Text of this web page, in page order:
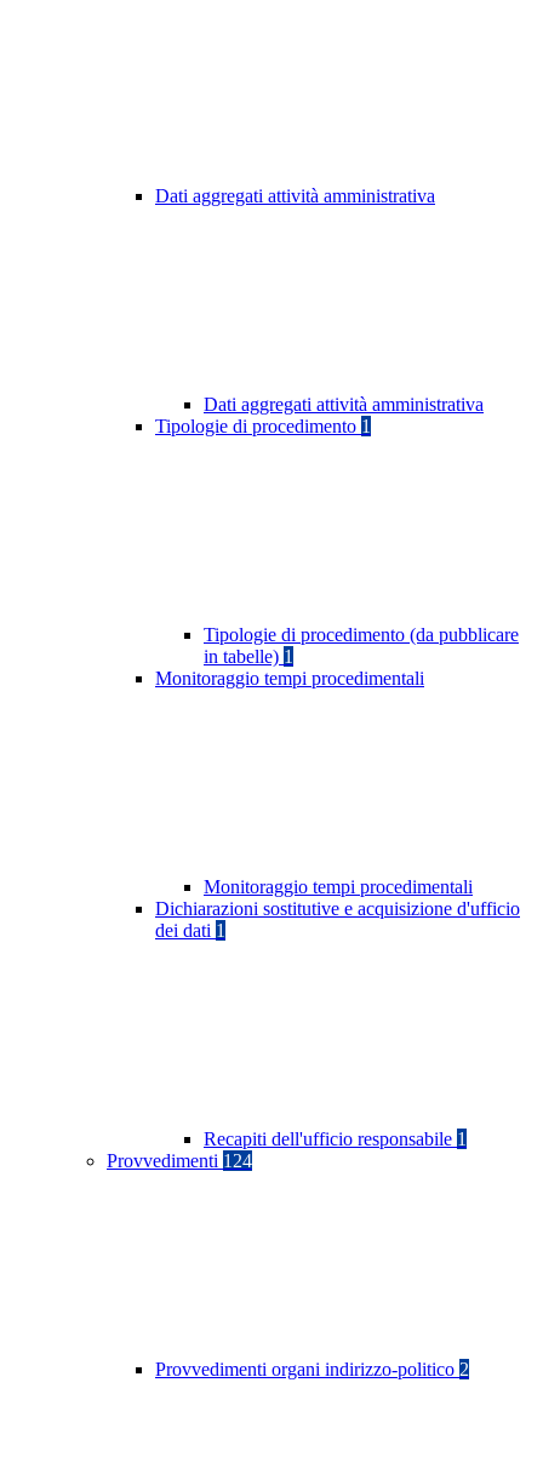
Dati aggregati attività amministrativa
Dati aggregati attività amministrativa
Tipologie di procedimento 1
Tipologie di procedimento (da pubblicare
in tabelle) 1
Monitoraggio tempi procedimentali
Monitoraggio tempi procedimentali
Dichiarazioni sostitutive e acquisizione d'ufficio
dei dati 1
Recapiti dell'ufficio responsabile 1
Provvedimenti 124
Provvedimenti organi indirizzo-politico 2